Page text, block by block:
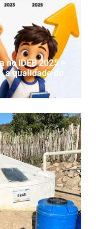
no IDEB 2025 e
a qualidade do